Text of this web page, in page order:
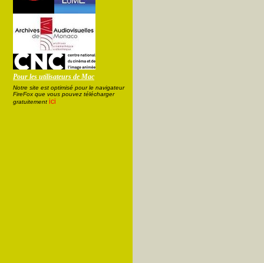
Pour les utilisateurs de Mac
Notre site est optimisé pour le navigateur
FireFox que vous pouvez télécharger
gratuitement ici